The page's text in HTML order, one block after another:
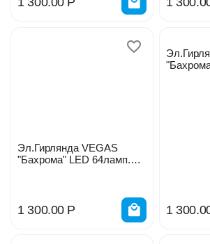
Эл.Гирлянда VEGAS
"Бахрома" LED 64ламп.
1 300.00 Р 1